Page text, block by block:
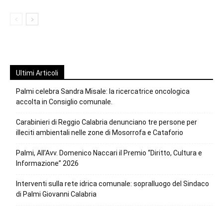
Ultimi Articoli
Palmi celebra Sandra Misale: la ricercatrice oncologica
accolta in Consiglio comunale.
Carabinieri di Reggio Calabria denunciano tre persone per
illeciti ambientali nelle zone di Mosorrofa e Cataforio
Palmi, All’Avv. Domenico Naccari il Premio “Diritto, Cultura e
Informazione” 2026
Interventi sulla rete idrica comunale: sopralluogo del Sindaco
di Palmi Giovanni Calabria